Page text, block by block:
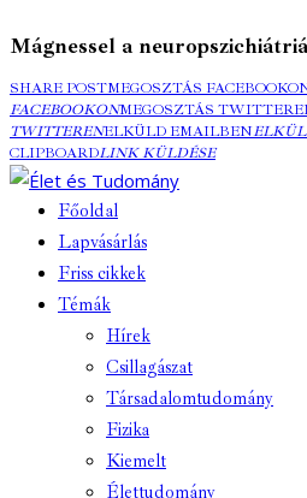
Mágnessel a
SHARE POSTMEGOSZTÁS
FACEBOOKONMEGOSZTÁS
TWITTERENELKÜLD EMAILBEN
CLIPBOARDLINK KÜLDÉSE
Főoldal
Lapvásárlás
Friss cikkek
Témák
Hírek
Csillagászat
Társadalomtudomány
Fizika
Kiemelt
Élettudomány